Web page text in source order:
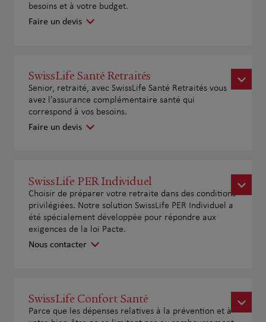
besoins et à votre budget.
Faire un devis
SwissLife Santé Retraités
Senior, retraité, avec SwissLife Santé Retraités vous
avez l'assurance complémentaire santé qui
correspond à vos besoins.
Faire un devis
SwissLife PER Individuel
Choisir de préparer votre retraite dans des conditions
privilégiées. Notre solution SwissLife PER Individuel a
été spécialement développée pour répondre aux
exigences de la loi Pacte.
Nous contacter
SwissLife Confort Santé
Parce que les dépenses relatives à la prévention et à